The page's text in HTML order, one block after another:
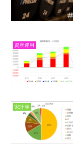
資産運用
家計簿